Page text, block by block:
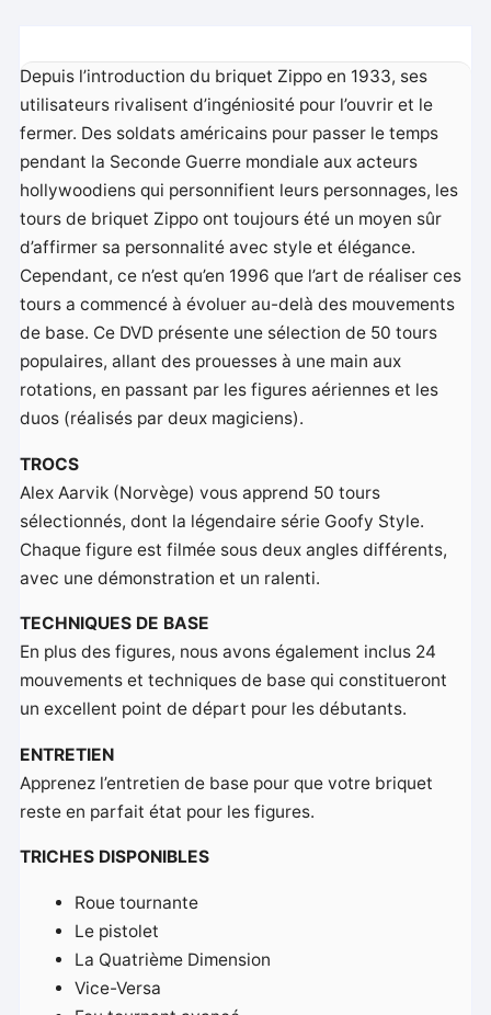
Depuis l’introduction du briquet Zippo en 1933, ses
utilisateurs rivalisent d’ingéniosité pour l’ouvrir et le
fermer. Des soldats américains pour passer le temps
pendant la Seconde Guerre mondiale aux acteurs
hollywoodiens qui personnifient leurs personnages, les
tours de briquet Zippo ont toujours été un moyen sûr
d’affirmer sa personnalité avec style et élégance.
Cependant, ce n’est qu’en 1996 que l’art de réaliser ces
tours a commencé à évoluer au-delà des mouvements
de base. Ce DVD présente une sélection de 50 tours
populaires, allant des prouesses à une main aux
rotations, en passant par les figures aériennes et les
duos (réalisés par deux magiciens).
TROCS
Alex Aarvik (Norvège) vous apprend 50 tours
sélectionnés, dont la légendaire série Goofy Style.
Chaque figure est filmée sous deux angles différents,
avec une démonstration et un ralenti.
TECHNIQUES DE BASE
En plus des figures, nous avons également inclus 24
mouvements et techniques de base qui constitueront
un excellent point de départ pour les débutants.
ENTRETIEN
Apprenez l’entretien de base pour que votre briquet
reste en parfait état pour les figures.
TRICHES DISPONIBLES
Roue tournante
Le pistolet
La Quatrième Dimension
Vice-Versa